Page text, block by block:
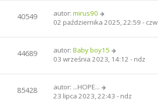
40549 autor: mirus90
02 października 2025, 22:59 - czw
44689 autor: Baby boy15
03 września 2023, 14:12 - ndz
85428 autor: ...HOPE...
23 lipca 2023, 22:43 - ndz